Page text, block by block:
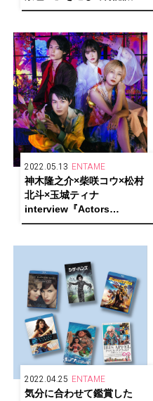
たhideへのリスペクト
2022.05.13 ENTAME
神木隆之介×柴咲コウ×松村
北斗×玉城ティナ
interview『Actors
transforming into any
2022.04.25 ENTAME
気分に合わせて鑑賞した